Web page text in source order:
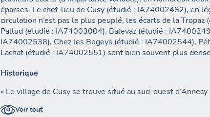
éparses. Le chef-lieu de Cusy (étudié : IA74002482), en
circulation n’est pas le plus peuplé, les écarts de la
Pallud (étudié : IA74003004), Balevaz (étudié :
IA74002538), Chez les Bogeys (étudié : IA74002544),
Lachat (étudié : IA74002551) sont bien souvent plus
Historique
« Le village de Cusy se trouve situé au sud-ouest
gauche du Chéran, relie la vallée de l’Isère à celle du Fier.
d’une autre route qui vient d’Aix-les-Bains. C’est par là
Voir tout